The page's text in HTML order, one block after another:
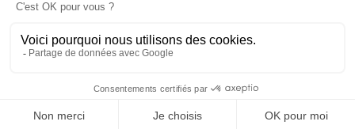
Alutec|Mentions légales
CONTACT